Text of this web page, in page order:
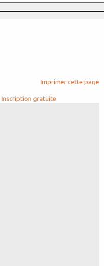
Imprimer cette page
Inscription gratuite